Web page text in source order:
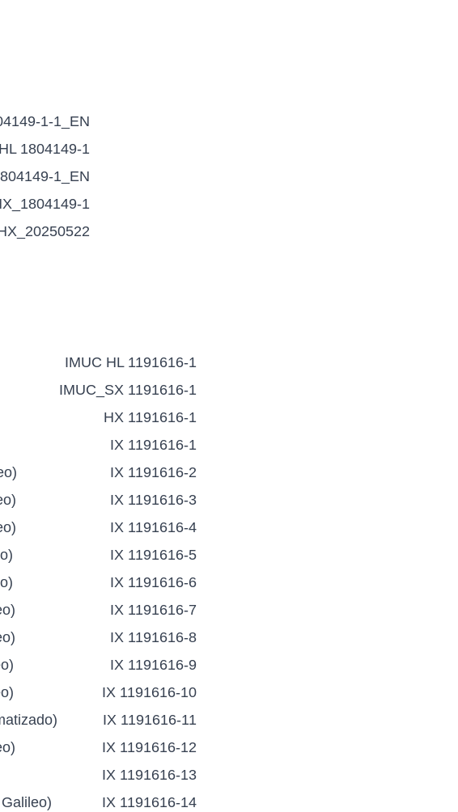
1-1_EN
1804149-1
1_EN
1
IMUC HL 1191616-1
IMUC_SX 1191616-1
HX 1191616-1
IX 1191616-1
IX 1191616-2
IX 1191616-3
IX 1191616-4
IX 1191616-5
IX 1191616-6
IX 1191616-7
IX 1191616-8
IX 1191616-9
IX 1191616-10
IX 1191616-11
IX 1191616-12
IX 1191616-13
IX 1191616-14